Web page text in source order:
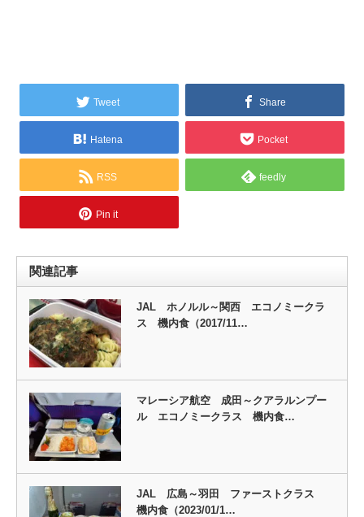
Tweet Share
Hatena Pocket
RSS feedly
Pin it
関連記事
JAL ホノルル～関西 エコノミークラ
ス 機内食（2017/11…
マレーシア航空 成田～クアラルンプー
ル エコノミークラス 機内食…
JAL 広島～羽田 ファーストクラス
機内食（2023/01/1…